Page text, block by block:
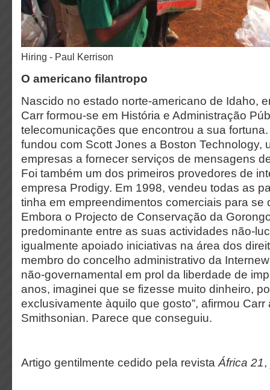
Hiring - Paul Kerrison
O americano filantropo
Nascido no estado norte-americano de Idaho,
Carr formou-se em História e Administração
telecomunicações que encontrou a sua
fundou com Scott Jones a Boston Technology,
empresas a fornecer serviços de mensagens
Foi também um dos primeiros provedores de
empresa Prodigy. Em 1998, vendeu todas as
tinha em empreendimentos comerciais para se
Embora o Projecto de Conservação da
predominante entre as suas actividades não-
igualmente apoiado iniciativas na área dos
membro do concelho administrativo da
não-governamental em prol da liberdade de
anos, imaginei que se fizesse muito dinheiro,
exclusivamente àquilo que gosto”, afirmou Carr
Smithsonian. Parece que conseguiu.
Artigo gentilmente cedido pela revista África 21,